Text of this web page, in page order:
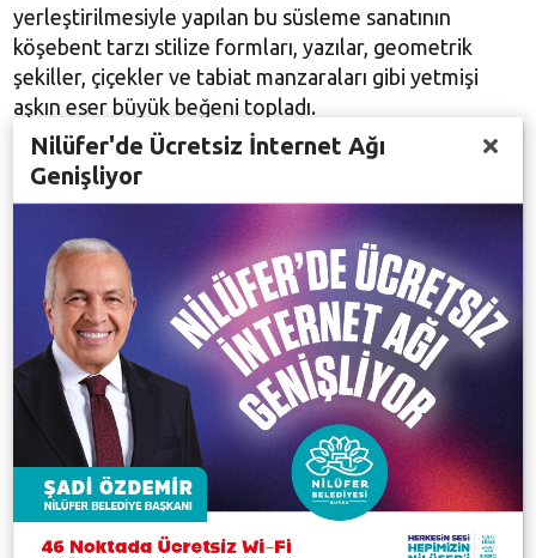
yerleştirilmesiyle yapılan bu süsleme sanatının
köşebent tarzı stilize formları, yazılar, geometrik
şekiller, çiçekler ve tabiat manzaraları gibi yetmişi
aşkın eser büyük beğeni topladı.
Sergi açılışında konuşan Dilek Erim, kaat'ı sanatının
Türk süsleme sanatları tarihinde önemli yere sahip
olduğunu belirterek, “Bu sanat Osmanlı’ya 15.
yüzyılda gelmiştir ve büyük üstatlar yetişmiştir.
Nilüfer Belediye Başkanı Mustafa Bozbey ve ekibine
verdikleri destekten dolayı teşekkür ediyorum,” dedi.
Sergiyi ziyaret eden Başkan Danışmanı Adil Kayaoğlu
da Erim’i kutlayarak sanata olan desteklerinin her
zaman devam edeceğini belirtti.
Galeri
Nilüfer'de Ücretsiz İnternet Ağı
Genişliyor